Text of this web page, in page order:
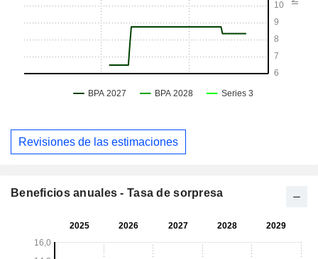
Revisiones de las estimaciones
Beneficios anuales - Tasa de sorpresa